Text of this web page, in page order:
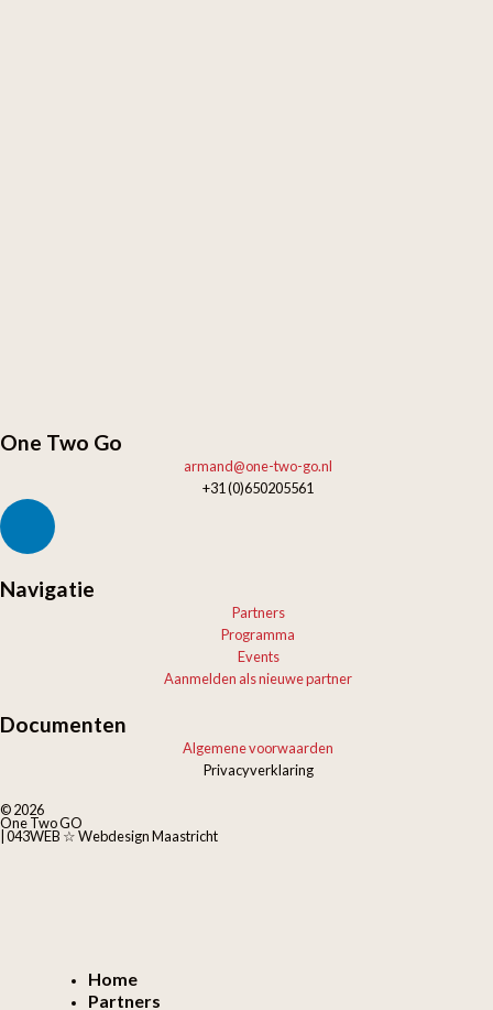
One Two Go
armand@one-two-go.nl
+31 (0)650205561
Navigatie
Partners
Programma
Events
Aanmelden als nieuwe partner
Documenten
Algemene voorwaarden
Privacyverklaring
© 2026
One Two GO
| 043WEB ☆ Webdesign Maastricht
Home
Partners